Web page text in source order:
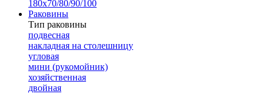
180х70/80/90/100
Раковины
Тип раковины
подвесная
накладная на столешницу
угловая
мини (рукомойник)
хозяйственная
двойная